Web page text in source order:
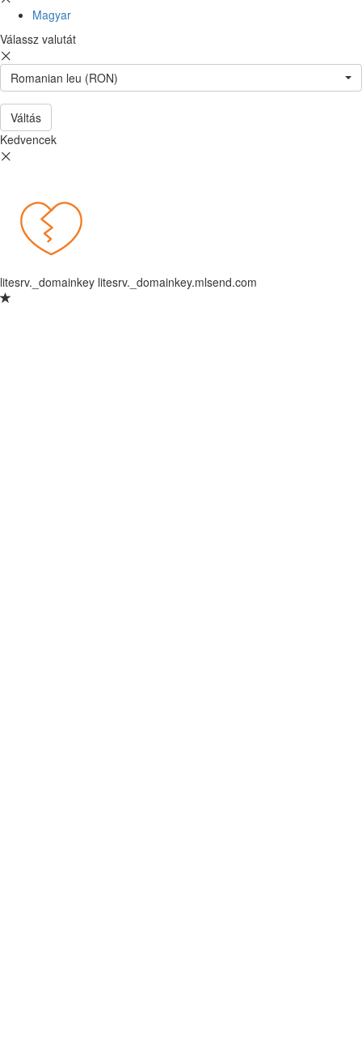
Magyar
Válassz valutát
Romanian leu (RON)
Váltás
Kedvencek
litesrv._domainkey litesrv._domainkey.mlsend.com